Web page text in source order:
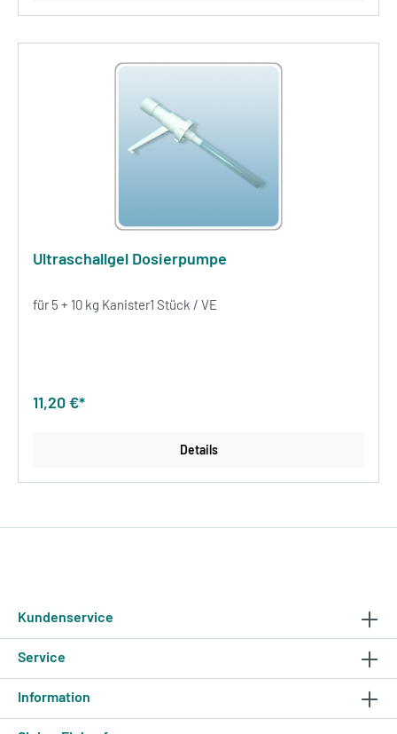
Ultraschallgel Dosierpumpe
für 5 + 10 kg Kanister1 Stück / VE
11,20 €*
Details
Kundenservice
Service
Information